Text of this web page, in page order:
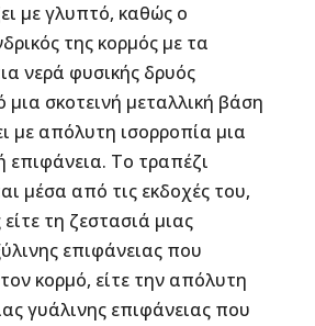
με γλυπτό, καθώς ο
της κορμός με τα
νερά φυσικής δρυός
σκοτεινή μεταλλική βάση
με απόλυτη ισορροπία μια
επιφάνεια. Το τραπέζι
μέσα από τις εκδοχές του,
τη ζεστασιά μιας
επιφάνειας που
κορμό, είτε την απόλυτη
γυάλινης επιφάνειας που